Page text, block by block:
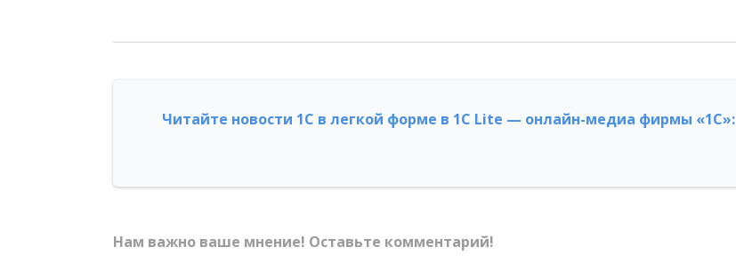
Читайте новости 1С в легкой форме в 1С Lite — онлайн-медиа фирмы «1С»:
Нам важно ваше мнение! Оставьте комментарий!